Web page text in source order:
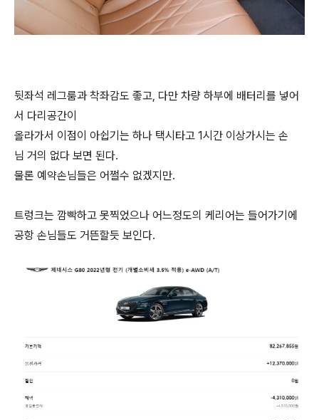
뒷좌석 레그룸과 착좌감도 좋고, 다만 차량 하부에 배터리를 넣어
서 다리공간이
올라가서 이점이 아쉽기는 하나 택시타고 1시간 이상가시는 손
님 거의 없다 보면 된다.
물론 예약손님들은 어쩔수 없겠지만.
트렁크는 깜빡하고 못찍었으나 어느정도의 케리어는 들어가기에
공항 손님들도 거뜬할듯 보인다.